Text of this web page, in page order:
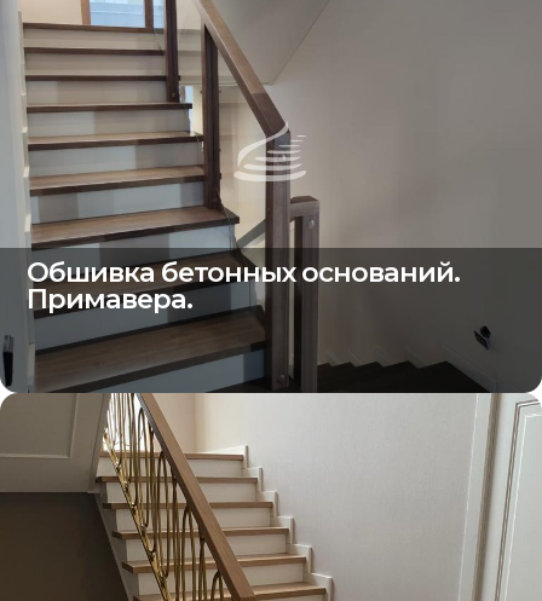
Обшивка бетонных оснований.
Примавера.